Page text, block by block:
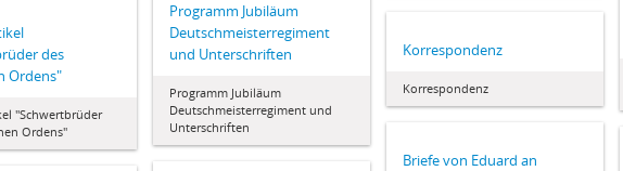
Programm Jubiläum
Deutschmeisterregiment
und Unterschriften
Programm Jubiläum
Deutschmeisterregiment und
Unterschriften
des
Ordens"
"Schwertbrüder
Ordens"
Korrespondenz
Korrespondenz
Briefe von Eduard an